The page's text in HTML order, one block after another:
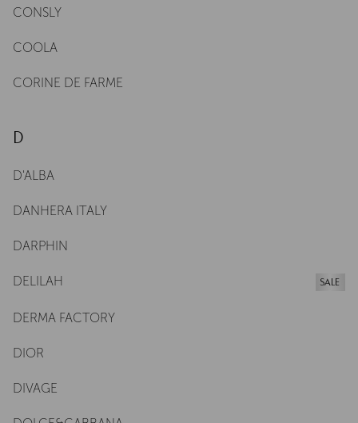
CONSLY
COOLA
CORINE DE FARME
D
D'ALBA
DANHERA ITALY
DARPHIN
DELILAH SALE
DERMA FACTORY
DIOR
DIVAGE